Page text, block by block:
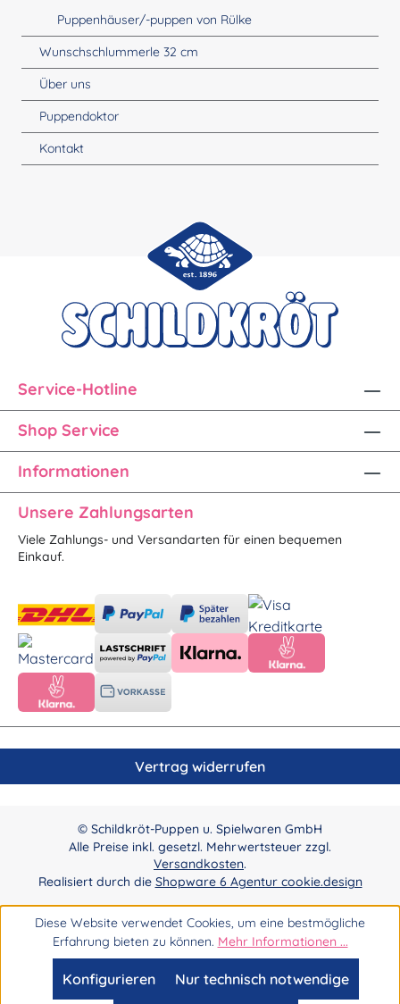
Puppenhäuser/-puppen von Rülke
Wunschschlummerle 32 cm
Über uns
Puppendoktor
Kontakt
Service-Hotline
Shop Service
Informationen
Unsere Zahlungsarten
Viele Zahlungs- und Versandarten für einen bequemen
Einkauf.
Vertrag widerrufen
© Schildkröt-Puppen u. Spielwaren GmbH
Alle Preise inkl. gesetzl. Mehrwertsteuer zzgl.
Versandkosten.
Realisiert durch die Shopware 6 Agentur cookie.design
Diese Website verwendet Cookies, um eine bestmögliche
Erfahrung bieten zu können. Mehr Informationen ...
Nur technisch notwendige
Konfigurieren